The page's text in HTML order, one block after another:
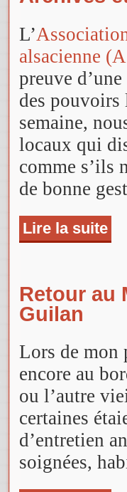
L’
alsacienne
preuve
des pouvoirs
semaine,
locaux qui
comme s’ils
de bonne
Lire la suite
Retour au
Guilan
Lors de mon
encore au
ou l’autre
certaines
d’entretien
soignées,